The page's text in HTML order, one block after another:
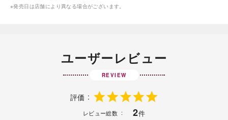
※発売日は店舗により異なる場合がございます。
ユーザーレビュー
REVIEW
評価
レビュー総数 2件